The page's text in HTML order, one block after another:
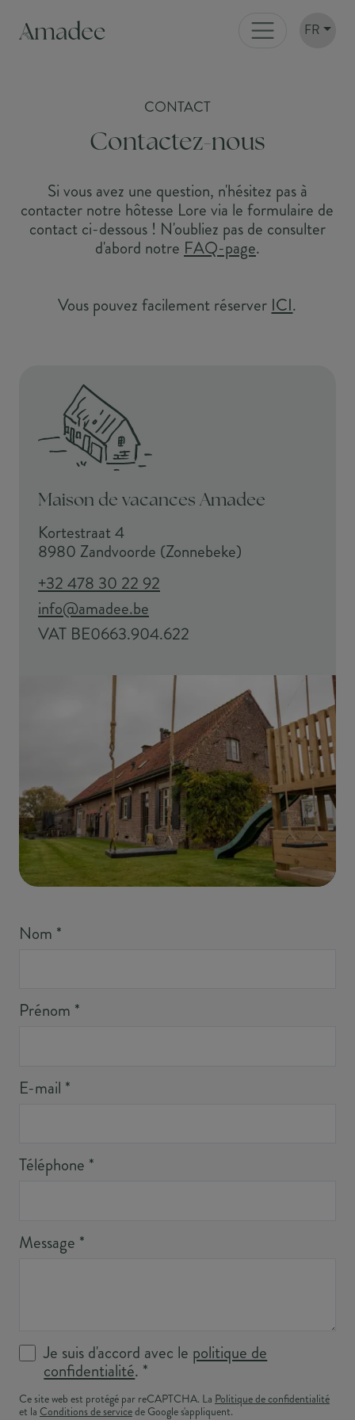
FR
CONTACT
Contactez-nous
Si vous avez une question, n'hésitez pas à
contacter notre hôtesse Lore via le formulaire de
contact ci-dessous ! N'oubliez pas de consulter
d'abord notre FAQ-page.
Vous pouvez facilement réserver ICI.
Maison de vacances Amadee
Kortestraat 4
8980 Zandvoorde (Zonnebeke)
+32 478 30 22 92
info@amadee.be
VAT BE0663.904.622
Nom *
Prénom *
E-mail *
Téléphone *
Message *
Je suis d'accord avec le politique de
confidentialité. *
Ce site web est protégé par reCAPTCHA. La Politique de confidentialité
et la Conditions de servicede Google s'appliquent.